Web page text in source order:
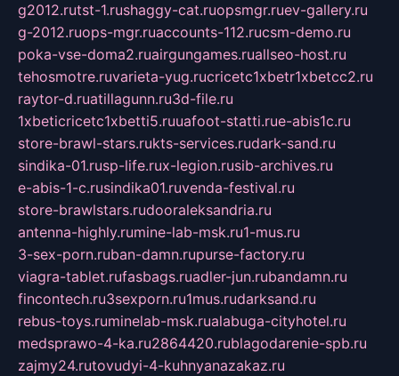
g2012.rutst-1.rushaggy-cat.ruopsmgr.ruev-gallery.ru
g-2012.ruops-mgr.ruaccounts-112.rucsm-demo.ru
poka-vse-doma2.ruairgungames.ruallseo-host.ru
tehosmotre.ruvarieta-yug.rucricetc1xbetr1xbetcc2.ru
raytor-d.ruatillagunn.ru3d-file.ru
1xbeticricetc1xbetti5.ruuafoot-statti.rue-abis1c.ru
store-brawl-stars.rukts-services.rudark-sand.ru
sindika-01.rusp-life.rux-legion.rusib-archives.ru
e-abis-1-c.rusindika01.ruvenda-festival.ru
store-brawlstars.rudooraleksandria.ru
antenna-highly.rumine-lab-msk.ru1-mus.ru
3-sex-porn.ruban-damn.rupurse-factory.ru
viagra-tablet.rufasbags.ruadler-jun.rubandamn.ru
fincontech.ru3sexporn.ru1mus.rudarksand.ru
rebus-toys.ruminelab-msk.rualabuga-cityhotel.ru
medsprawo-4-ka.ru2864420.rublagodarenie-spb.ru
zajmy24.rutovudyi-4-kuhnyanazakaz.ru